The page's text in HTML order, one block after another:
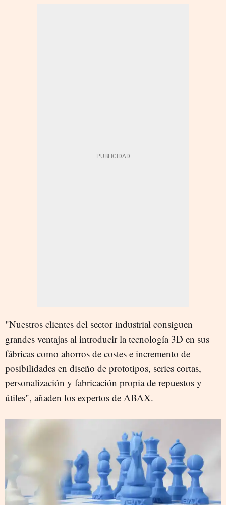
"Nuestros clientes del sector industrial consiguen
grandes ventajas al introducir la tecnología 3D en sus
fábricas como ahorros de costes e incremento de
posibilidades en diseño de prototipos, series cortas,
personalización y fabricación propia de repuestos y
útiles", añaden los expertos de ABAX.